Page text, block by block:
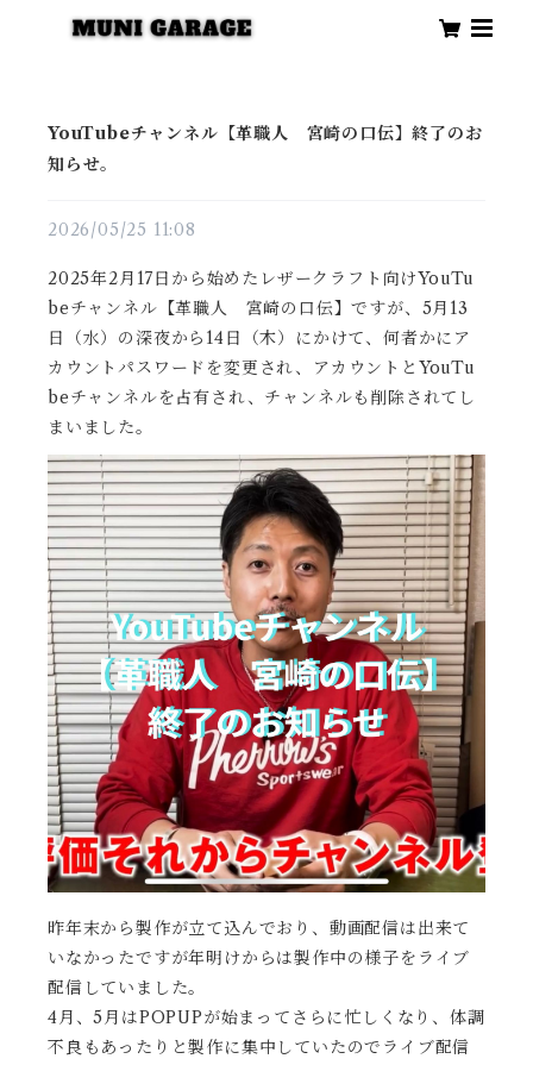
YouTubeチャンネル【革職人 宮崎の口伝】終了のお
知らせ。
2026/05/25 11:08
2025年2月17日から始めたレザークラフト向けYouTu
beチャンネル【革職人 宮崎の口伝】ですが、5月13
日（水）の深夜から14日（木）にかけて、何者かにア
カウントパスワードを変更され、アカウントとYouTu
beチャンネルを占有され、チャンネルも削除されてし
まいました。
昨年末から製作が立て込んでおり、動画配信は出来て
いなかったですが年明けからは製作中の様子をライブ
配信していました。
4月、5月はPOPUPが始まってさらに忙しくなり、体調
不良もあったりと製作に集中していたのでライブ配信